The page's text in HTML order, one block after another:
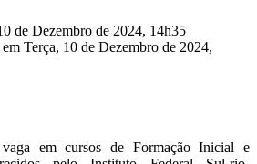
de Dezembro de 2024, 14h35
Terça, 10 de Dezembro de 2024,
em cursos de Formação Inicial e